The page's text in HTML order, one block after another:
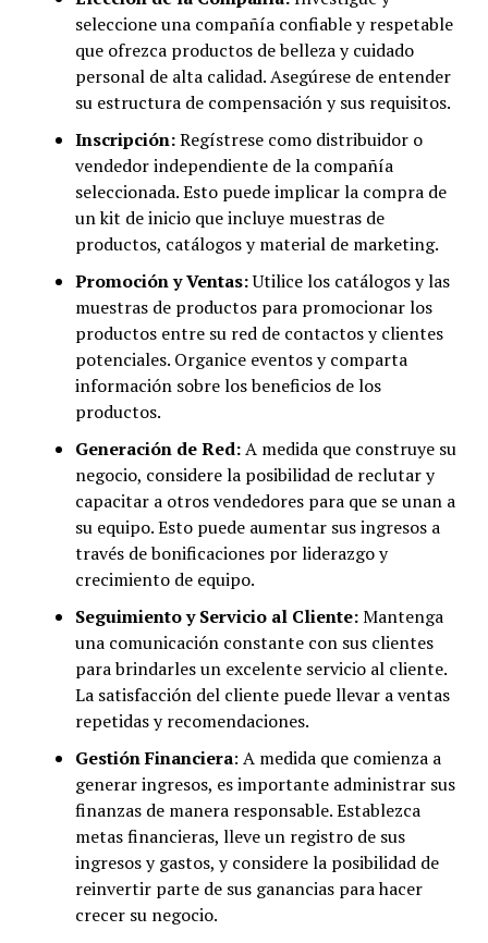
seleccione una compañía confiable y respetable
que ofrezca productos de belleza y cuidado
personal de alta calidad. Asegúrese de entender
su estructura de compensación y sus requisitos.
Inscripción:Regístrese como distribuidor o
vendedor independiente de la compañía
seleccionada. Esto puede implicar la compra de
un kit de inicio que incluye muestras de
productos, catálogos y material de marketing.
Promoción y Ventas:Utilice los catálogos y las
muestras de productos para promocionar los
productos entre su red de contactos y clientes
potenciales. Organice eventos y comparta
información sobre los beneficios de los
productos.
Generación de Red:A medida que construye su
negocio, considere la posibilidad de reclutar y
capacitar a otros vendedores para que se unan a
su equipo. Esto puede aumentar sus ingresos a
través de bonificaciones por liderazgo y
crecimiento de equipo.
Seguimiento y Servicio al Cliente:Mantenga
una comunicación constante con sus clientes
para brindarles un excelente servicio al cliente.
La satisfacción del cliente puede llevar a ventas
repetidas y recomendaciones.
Gestión Financiera: A medida que comienza a
generar ingresos, es importante administrar sus
finanzas de manera responsable. Establezca
metas financieras, lleve un registro de sus
ingresos y gastos, y considere la posibilidad de
reinvertir parte de sus ganancias para hacer
crecer su negocio.